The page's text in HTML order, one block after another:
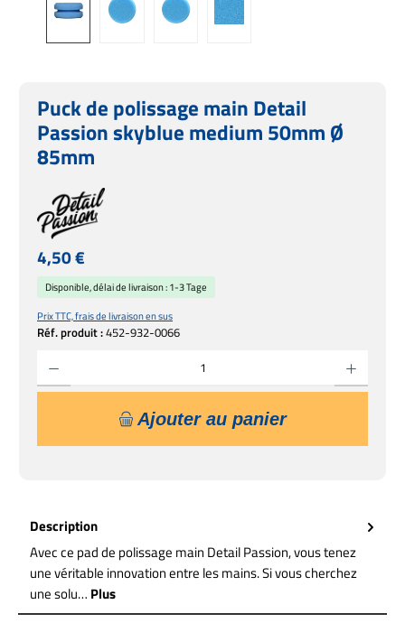
Puck de polissage main Detail
Passion skyblue medium 50mm Ø
85mm
Prix régulier :
4,50 €
Prix TTC, frais de livraison en sus
Réf. produit :452-932-0066
Disponible, délai de livraison : 1-3 Tage
Ajouter au panier
Description
Avec ce pad de polissage main Detail Passion, vous tenez
une véritable innovation entre les mains. Si vous cherchez
une solu… Plus